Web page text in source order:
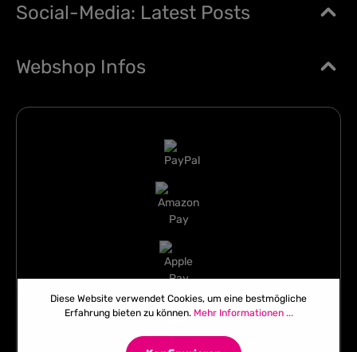
Social-Media: Latest Posts
Webshop Infos
Diese Website verwendet Cookies, um eine bestmögliche
Erfahrung bieten zu können. Mehr Informationen ...